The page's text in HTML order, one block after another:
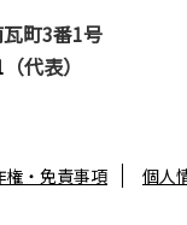
町3番1号
（代表）
権・免責事項 個人